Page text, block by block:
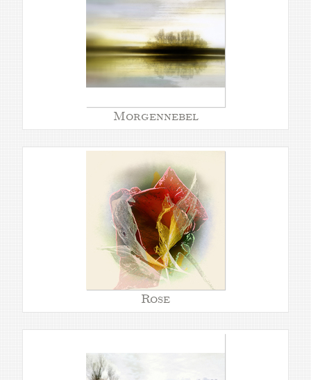
Morgennebel
Rose